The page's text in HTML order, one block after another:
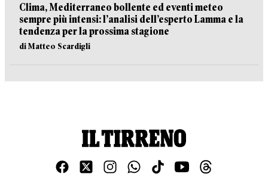
Clima, Mediterraneo bollente ed eventi meteo
sempre più intensi: l’analisi dell’esperto Lamma e la
tendenza per la prossima stagione
di Matteo Scardigli